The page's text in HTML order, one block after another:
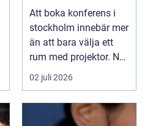
effektivt möte
Att boka konferens i
stockholm innebär mer
än att bara välja ett
rum med projektor. När
företag saml...
02 juli 2026